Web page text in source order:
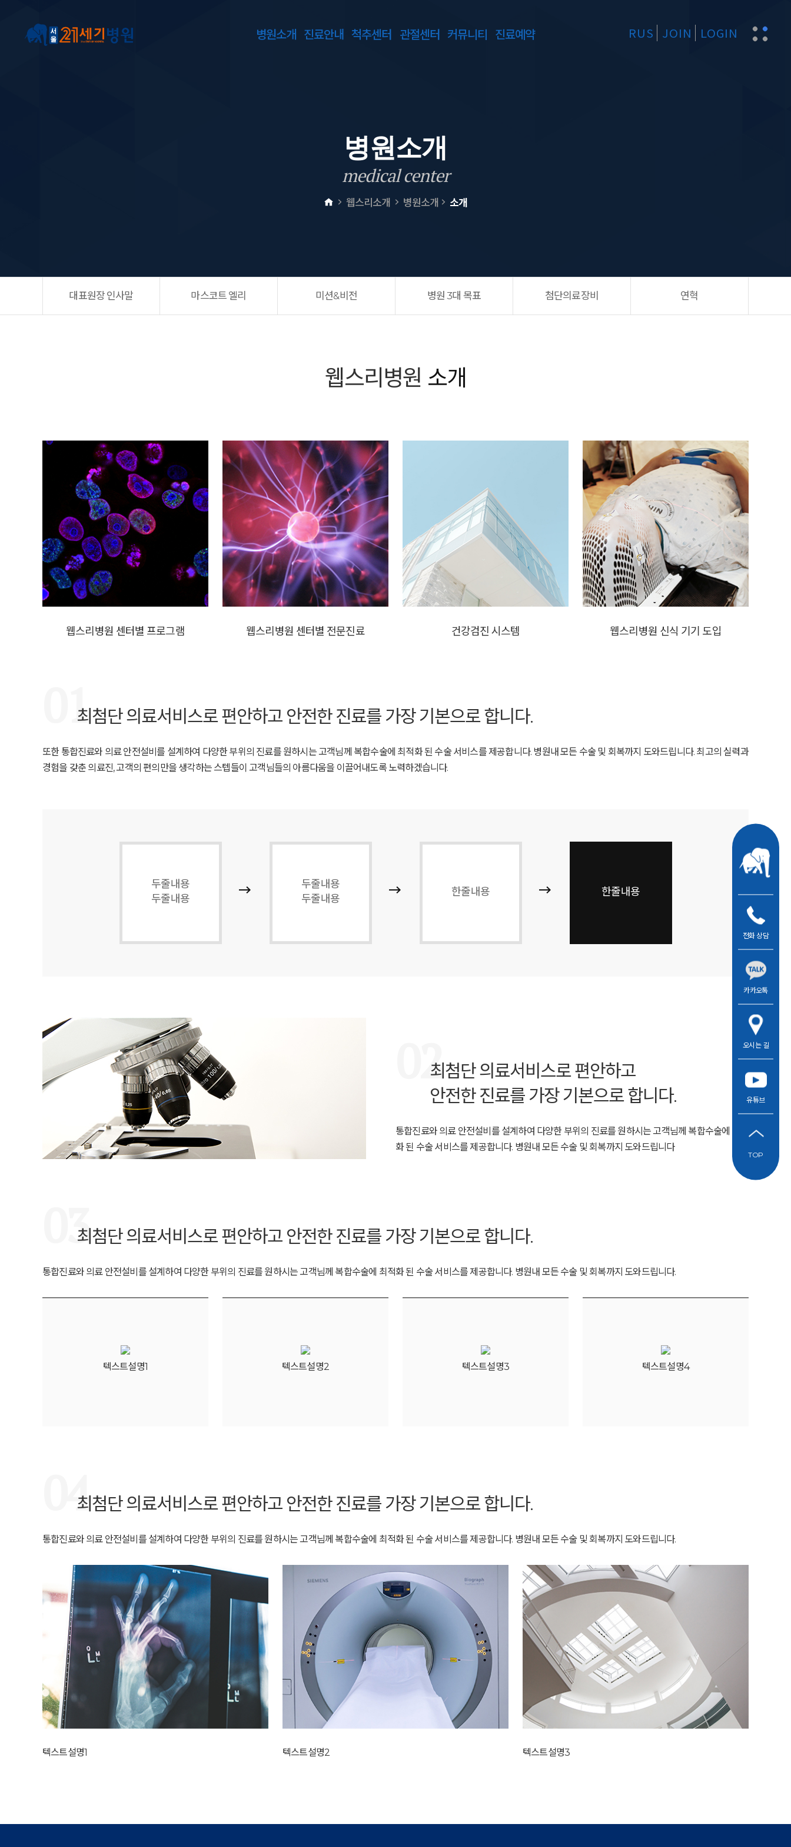
RUS JOIN LOGIN
병원소개 진료안내 척추센터 관절센터 커뮤니티 진료예약
병원소개
medical center
웹스리소개 병원소개 소개
대표원장 인사말 마스코트 엘리 미션&비전 병원 3대 목표 첨단의료장비 연혁
웹스리병원 소개
웹스리병원 센터별 프로그램 웹스리병원 센터별 전문진료 건강검진시스템 웹스리병원 신식 기기 도입
01
최첨단 의료서비스로 편안하고 안전한 진료를 가장 기본으로 합니다.
또한 통합진료와 의료 안전설비를 설계하여 다양한 부위의 진료를 원하시는 고객님께 복합수술에 최적화 된 수술 서비스를 제공합니다. 병원내 모든 수술 및 회복까지 도와드립니다. 최고의 실력과
경험을 갖춘 의료진, 고객의 편의만을 생각하는 스텝들이 고객님들의 아름다움을 이끌어내도록 노력하겠습니다.
두줄내용
두줄내용
두줄내용
두줄내용
한줄내용 한줄내용
02
최첨단 의료서비스로 편안하고
안전한 진료를 가장 기본으로 합니다.
통합진료와 의료 안전설비를 설계하여 다양한 부위의 진료를 원하시는 고객님께 복합수술에 최적
화 된 수술 서비스를 제공합니다. 병원내 모든 수술 및 회복까지 도와드립니다
03
최첨단 의료서비스로 편안하고 안전한 진료를 가장 기본으로 합니다.
통합진료와 의료 안전설비를 설계하여 다양한 부위의 진료를 원하시는 고객님께 복합수술에 최적화 된 수술 서비스를 제공합니다. 병원내 모든 수술 및 회복까지 도와드립니다.
텍스트설명1 텍스트설명2 텍스트설명3 텍스트설명4
04
최첨단 의료서비스로 편안하고 안전한 진료를 가장 기본으로 합니다.
통합진료와 의료 안전설비를 설계하여 다양한 부위의 진료를 원하시는 고객님께 복합수술에 최적화 된 수술 서비스를 제공합니다. 병원내 모든 수술 및 회복까지 도와드립니다.
텍스트설명1 텍스트설명2 텍스트설명3
전화 상담
카카오톡
오시는 길
유튜브
TOP